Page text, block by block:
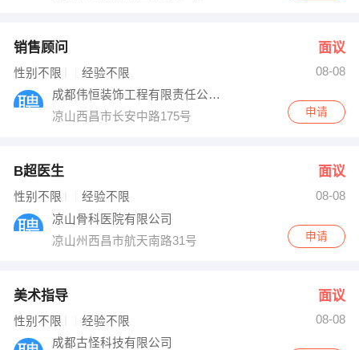
销售顾问 面议
性别不限 经验不限
08-08
成都伟恒装饰工程有限责任公司凉山分公司
凉山西昌市长安中路175号
申请
B超医生 面议
性别不限 经验不限
08-08
凉山骨科医院有限公司
凉山州西昌市航天南路31号
申请
美术指导 面议
性别不限 经验不限
08-08
成都古怪科技有限公司